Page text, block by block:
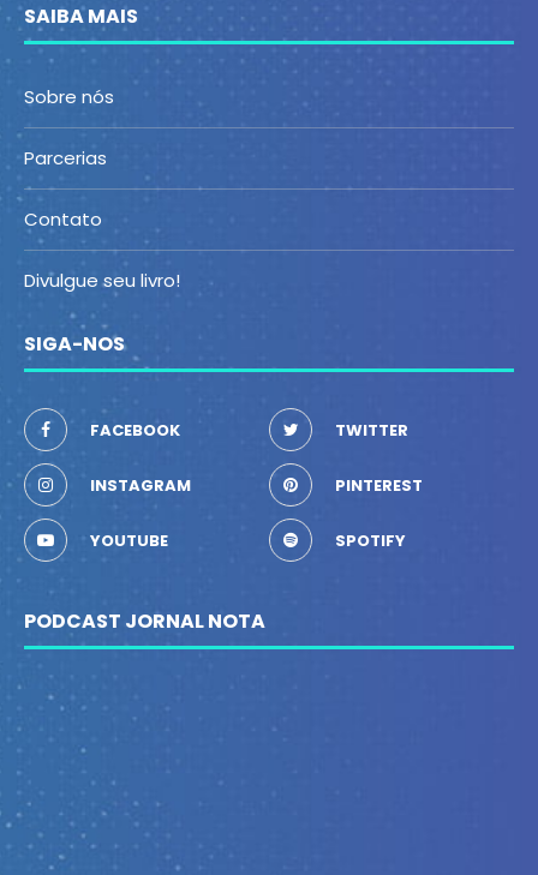
SAIBA MAIS
Sobre nós
Parcerias
Contato
Divulgue seu livro!
SIGA-NOS
FACEBOOK TWITTER
INSTAGRAM PINTEREST
YOUTUBE SPOTIFY
PODCAST JORNAL NOTA